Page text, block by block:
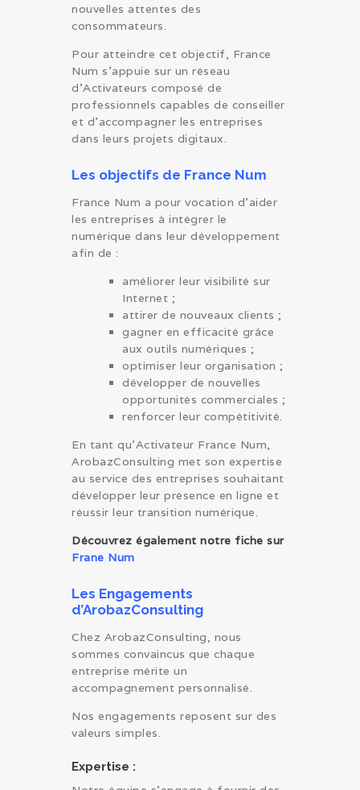
nouvelles attentes des
consommateurs.
Pour atteindre cet objectif, France
Num s’appuie sur un réseau
d’Activateurs composé de
professionnels capables de conseiller
et d’accompagner les entreprises
dans leurs projets digitaux.
Les objectifs de France Num
France Num a pour vocation d’aider
les entreprises à intégrer le
numérique dans leur développement
afin de :
améliorer leur visibilité sur
Internet ;
attirer de nouveaux clients ;
gagner en efficacité grâce
aux outils numériques ;
optimiser leur organisation ;
développer de nouvelles
opportunités commerciales ;
renforcer leur compétitivité.
En tant qu’Activateur France Num,
ArobazConsulting met son expertise
au service des entreprises souhaitant
développer leur présence en ligne et
réussir leur transition numérique.
Découvrez également notre fiche sur
Frane Num
Les Engagements
d’ArobazConsulting
Chez ArobazConsulting, nous
sommes convaincus que chaque
entreprise mérite un
accompagnement personnalisé.
Nos engagements reposent sur des
valeurs simples.
Expertise :